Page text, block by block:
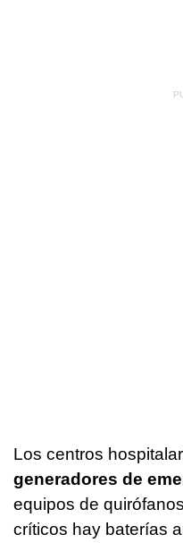
Los centros
generadores de
equipos de
críticos hay baterías